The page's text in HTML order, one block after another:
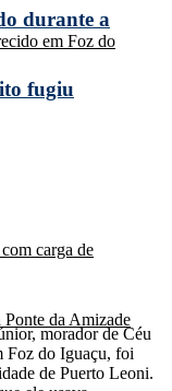
durante a
fugiu
morador de Céu
Foz do Iguaçu, foi
de Puerto Leoni.